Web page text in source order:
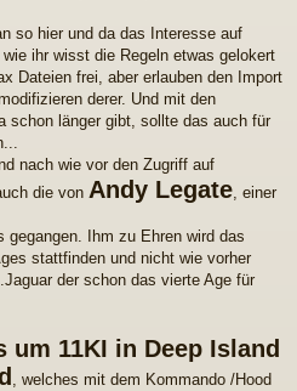
so hier und da das Interesse auf
ihr wisst die Regeln etwas gelokert
Dateien frei, aber erlauben den Import
derer. Und mit den
schon länger gibt, sollte das auch für
nach wie vor den Zugriff auf
die von Andy Legate , einer
gegangen. Ihm zu Ehren wird das
stattfinden und nicht wie vorher
der schon das vierte Age für
um 11KI in Deep Island
, welches mit dem Kommando /Hood